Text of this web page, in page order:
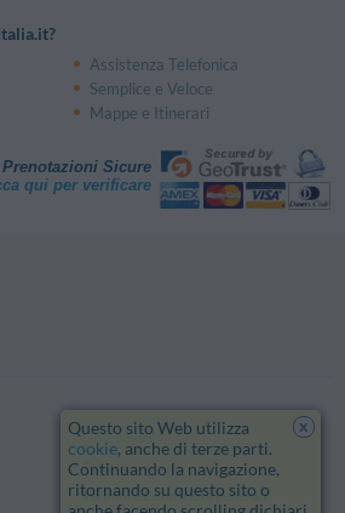
Assistenza Telefonica
Semplice e Veloce
Mappe e Itinerari
Prenotazioni Sicure
qui per verificare
Note Legali
Privacy
Termini e Condizioni generali
x
Questo sito Web utilizza
cookie, anche di terze parti.
Continuando la navigazione,
ritornando su questo sito o